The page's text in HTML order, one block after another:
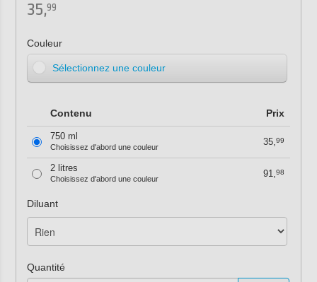
35,99
Couleur
Sélectionnez une couleur
Contenu Prix
750 ml
Choisissez d'abord une couleur 35,99
2 litres
Choisissez d'abord une couleur 91,98
Diluant
Quantité